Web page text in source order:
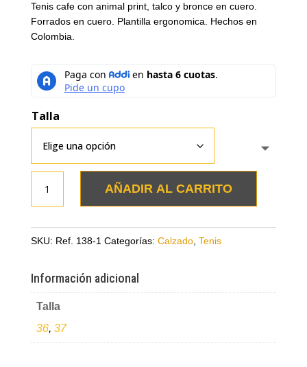
Tenis cafe con animal print, talco y bronce en cuero.
Forrados en cuero. Plantilla ergonomica. Hechos en
Colombia.
Talla
animal
en
cuero
cantidad
AÑADIR AL CARRITO
SKU: Ref. 138-1 Categorías: Calzado, Tenis
Información adicional
Talla
36, 37